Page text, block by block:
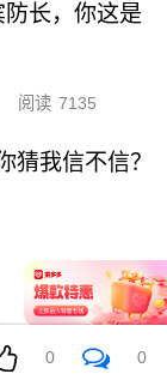
长，你这是
阅读 7135
猜我信不信？
08-03
日本三重困境
0 0